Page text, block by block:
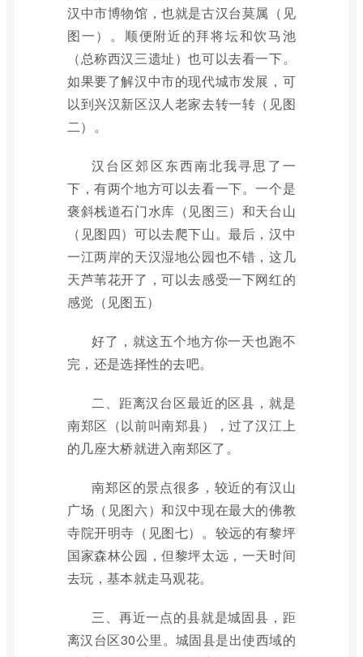
汉中市博物馆，也就是古汉台莫属（见
图一）。顺便附近的拜将坛和饮马池
（总称西汉三遗址）也可以去看一下。
如果要了解汉中市的现代城市发展，可
以到兴汉新区汉人老家去转一转（见图
二）。
汉台区郊区东西南北我寻思了一
下，有两个地方可以去看一下。一个是
褒斜栈道石门水库（见图三）和天台山
（见图四）可以去爬下山。最后，汉中
一江两岸的天汉湿地公园也不错，这几
天芦苇花开了，可以去感受一下网红的
感觉（见图五）
好了，就这五个地方你一天也跑不
完，还是选择性的去吧。
二、距离汉台区最近的区县，就是
南郑区（以前叫南郑县），过了汉江上
的几座大桥就进入南郑区了。
南郑区的景点很多，较近的有汉山
广场（见图六）和汉中现在最大的佛教
寺院开明寺（见图七）。较远的有黎坪
国家森林公园，但黎坪太远，一天时间
去玩，基本就走马观花。
三、再近一点的县就是城固县，距
离汉台区30公里。城固县是出使西域的